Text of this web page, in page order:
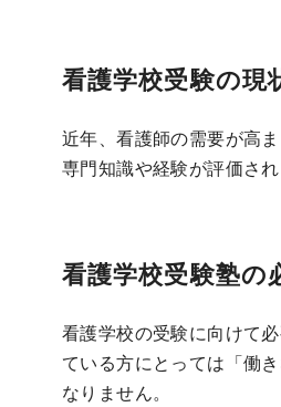
看護学校受験の現
近年、看護師の需要が高
専門知識や経験が評価さ
看護学校受験塾の
看護学校の受験に向けて
ている方にとっては「働
なりません。